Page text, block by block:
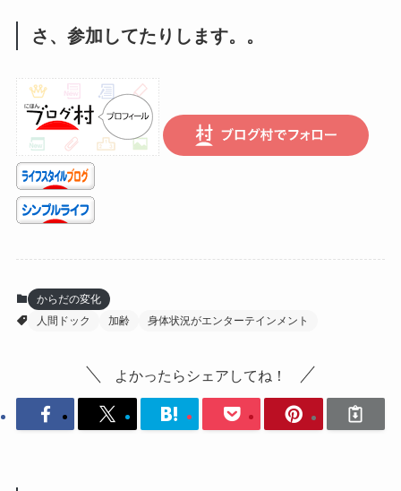
さ、参加してたりします。。
からだの変化
人間ドック
加齢 身体状況がエンターテインメント
よかったらシェアしてね！